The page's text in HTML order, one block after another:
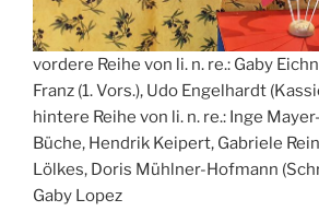
vordere Reihe von li. n. re.: Gaby
Franz (1. Vors.), Udo Engelhardt
hintere Reihe von li. n. re.: Inge
Büche, Hendrik Keipert, Gabriele
Lölkes, Doris Mühlner-Hofmann
Gaby Lopez